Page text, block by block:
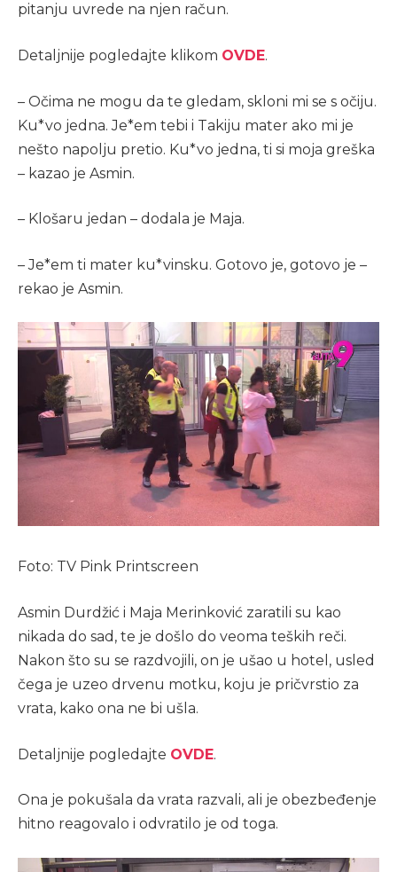
pitanju uvrede na njen račun.
Detaljnije pogledajte klikom OVDE.
– Očima ne mogu da te gledam, skloni mi se s očiju.
Ku*vo jedna. Je*em tebi i Takiju mater ako mi je
nešto napolju pretio. Ku*vo jedna, ti si moja greška
– kazao je Asmin.
– Klošaru jedan – dodala je Maja.
– Je*em ti mater ku*vinsku. Gotovo je, gotovo je –
rekao je Asmin.
Foto: TV Pink Printscreen
Asmin Durdžić i Maja Merinković zaratili su kao
nikada do sad, te je došlo do veoma teških reči.
Nakon što su se razdvojili, on je ušao u hotel, usled
čega je uzeo drvenu motku, koju je pričvrstio za
vrata, kako ona ne bi ušla.
Detaljnije pogledajte OVDE.
Ona je pokušala da vrata razvali, ali je obezbeđenje
hitno reagovalo i odvratilo je od toga.